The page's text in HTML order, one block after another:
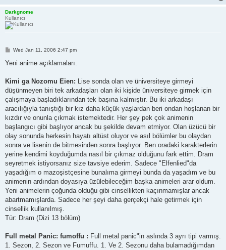
Darkgnome
Kullanıcı
P
s
Wed Jan 11, 2006 2:47 pm
Yeni anime açıklamaları.
Kimi ga Nozomu Eien: Lise sonda olan ve üniversiteye girmeyi
düşünmeyen biri tek arkadaşları olan iki kişide üniversiteye girmek için
çalışmaya başladıklarından tek başına kalmıştır. Bu iki arkadaşı
aracılığıyla tanıştığı bir kız daha küçük yaşlardan beri ondan hoşlanan bir
kızdır ve onunla çıkmak istemektedir. Her şey pek çok animenin
başlangıcı gibi başlıyor ancak bu şekilde devam etmiyor. Olan üzücü bir
olay sonunda herkesin hayatı altüst oluyor ve asıl bölümler bu olaydan
sonra ve lisenin de bitmesinden sonra başlıyor. Ben oradaki karakterlerin
yerine kendimi koyduğumda nasıl bir çıkmaz olduğunu fark ettim. Dram
seyretmek istiyorsanız size tavsiye ederim. Sadece "Elfenlied"da
yaşadığım o mazoşistçesine bunalıma girmeyi bunda da yaşadım ve bu
animenin ardından doyasıya üzülebileceğim başka animeleri arar oldum.
Yeni animelerin çoğunda olduğu gibi cinsellikten kaçınmamışlar ancak
abartmamışlarda. Sadece her şeyi daha gerçekçi hale getirmek için
cinsellik kullanılmış.
Tür: Dram (Dizi 13 bölüm)
Full metal Panic: fumoffu : Full metal panic"in aslında 3 ayrı tipi varmış.
1. Sezon, 2. Sezon ve Fumuffu. 1. Ve 2. Sezonu daha bulamadığımdan